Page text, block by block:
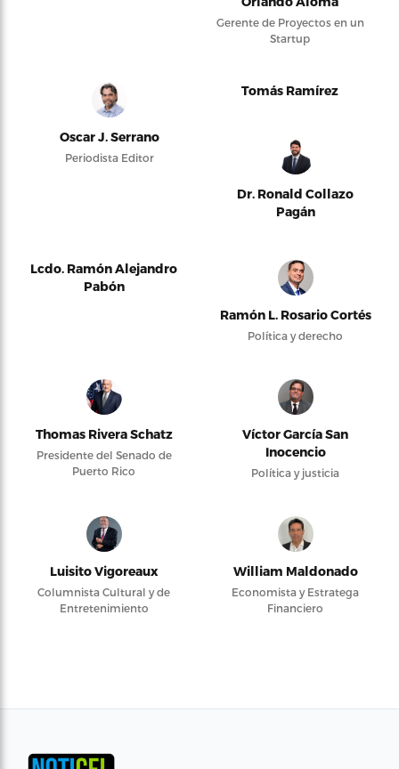
Gerente de Proyectos en un
Startup
Oscar J. Serrano
Periodista Editor
Tomás Ramírez
Dr. Ronald Collazo
Pagán
Lcdo. Ramón Alejandro
Pabón
Ramón L. Rosario Cortés
Política y derecho
Thomas Rivera Schatz
Presidente del Senado de
Puerto Rico
Víctor García San
Inocencio
Política y justicia
Luisito Vigoreaux
Columnista Cultural y de
Entretenimiento
William Maldonado
Economista y Estratega
Financiero